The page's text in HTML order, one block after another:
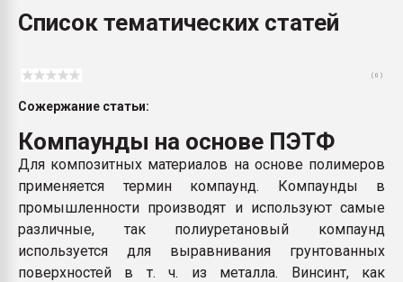
Подмосковье, Москва
ситуацией на
Всё, что касается
ПЕРЕЙТИ НА
Список тематических статей
( 0 )
Сожержание статьи:
Компаунды на основе ПЭТФ
Для композитных материалов на основе полимеров
применяется термин компаунд. Компаунды в
промышленности производят и используют самые
различные, так полиуретановый компаунд
используется для выравнивания грунтованных
поверхностей в т. ч. из металла. Винсинт, как